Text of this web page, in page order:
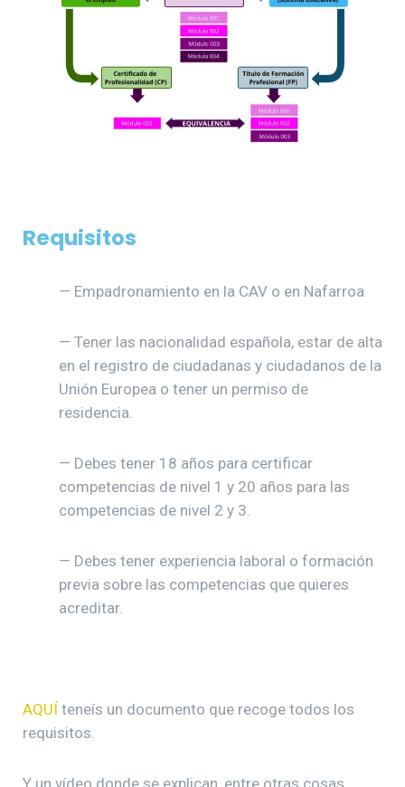
Requisitos
— Empadronamiento en la CAV o en Nafarroa
— Tener las nacionalidad española, estar de alta
en el registro de ciudadanas y ciudadanos de la
Unión Europea o tener un permiso de
residencia.
— Debes tener 18 años para certificar
competencias de nivel 1 y 20 años para las
competencias de nivel 2 y 3.
— Debes tener experiencia laboral o formación
previa sobre las competencias que quieres
acreditar.
AQUÍ teneís un documento que recoge todos los
requisitos.